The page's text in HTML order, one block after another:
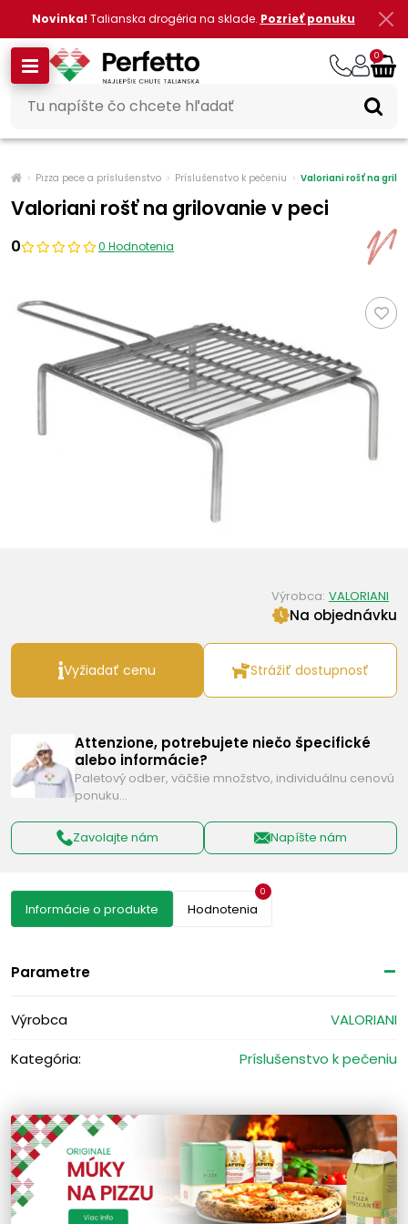
Novinka! Talianska drogéria na sklade. Pozrieť ponuku
0
Pizza pece a príslušenstvo Príslušenstvo k pečeniu Valoriani rošť na
Valoriani rošť na grilovanie v peci
0 0 Hodnotenia
Na objednávku
Výrobca: VALORIANI
Vyžiadať cenu Strážiť dostupnosť
Attenzione, potrebujete niečo špecifické
alebo informácie?
Paletový odber, väčšie množstvo, individuálnu cenovú
ponuku…
Zavolajte nám Napíšte nám
Informácie o produkte Hodnotenia
0
Parametre
Výrobca VALORIANI
Kategória: Príslušenstvo k pečeniu